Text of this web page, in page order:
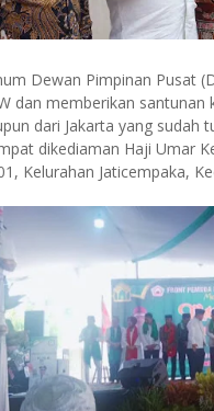
Dewan Pimpinan Pusat
dan memberikan
dari Jakarta yang
dikediaman Haji Umar
Kelurahan Jaticempaka,